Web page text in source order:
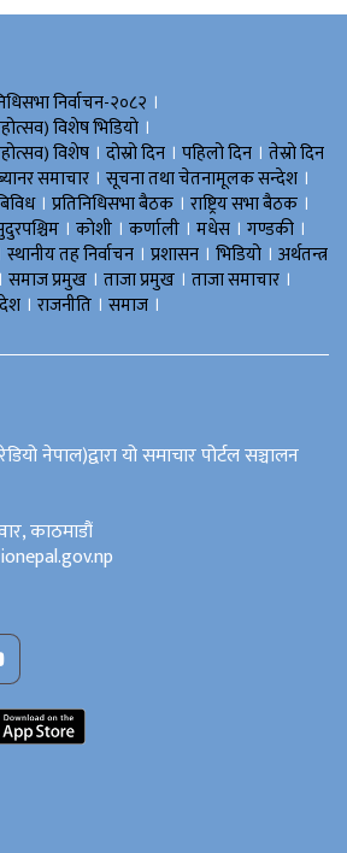
निर्वाचन-२०८२ ।
विशेष भिडियाे ।
विशेष । दोस्रो दिन । पहिलो दिन । तेस्रो दिन
समाचार । सूचना तथा चेतनामूलक सन्देश ।
। प्रतिनिधिसभा बैठक । राष्ट्रिय सभा बैठक ।
। काेशी । कर्णाली । मधेस । गण्डकी ।
स्थानीय तह निर्वाचन । प्रशासन । भिडियो । अर्थतन्त्र
। समाज प्रमुख । ताजा प्रमुख । ताजा समाचार ।
। राजनीति । समाज ।
नेपाल)द्वारा यो समाचार पोर्टल सञ्चालन
काठमाडौं